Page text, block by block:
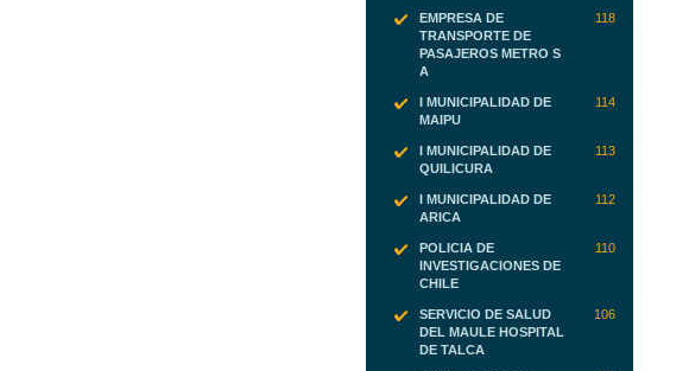
EMPRESA DE
TRANSPORTE DE
PASAJEROS METRO S
A
118
I MUNICIPALIDAD DE
MAIPU
114
I MUNICIPALIDAD DE
QUILICURA
113
I MUNICIPALIDAD DE
ARICA
112
POLICIA DE
INVESTIGACIONES DE
CHILE
110
SERVICIO DE SALUD
DEL MAULE HOSPITAL
DE TALCA
106